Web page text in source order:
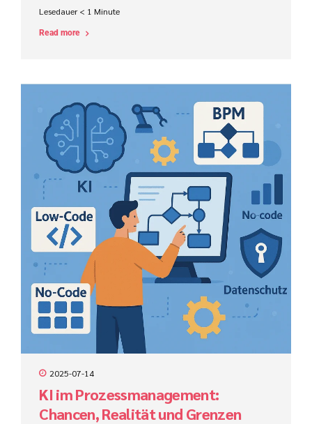
Lesedauer < 1 Minute
Read more
2025-07-14
KI im Prozessmanagement:
Chancen, Realität und Grenzen